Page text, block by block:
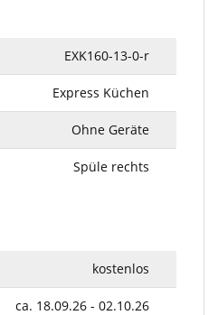
EXK160-13-0-r
Express Küchen
Ohne Geräte
Spüle rechts
kostenlos
ca. 18.09.26 - 02.10.26